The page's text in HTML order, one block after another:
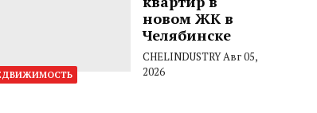
новом ЖК в
Челябинске
CHELINDUSTRYАвг 05,
2026